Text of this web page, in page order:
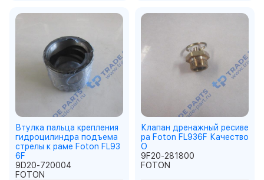
Втулка пальца крепления
гидроцилиндра подъема
стрелы к раме Foton FL93
6F
9D20-720004
FOTON
Клапан дренажный ресиве
ра Foton FL936F Качество
О
9F20-281800
FOTON